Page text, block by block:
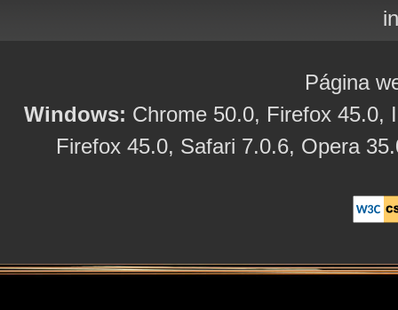
Página
Windows: Chrome 50.0, Firefox 45.0,
Firefox 45.0, Safari 7.0.6, Opera